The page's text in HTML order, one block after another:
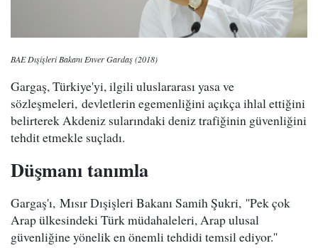
BAE Dışişleri Bakanı Enver Gardaş (2018)
Gargaş, Türkiye'yi, ilgili uluslararası yasa ve
sözleşmeleri, devletlerin egemenliğini açıkça ihlal ettiğini
belirterek Akdeniz sularındaki deniz trafiğinin güvenliğini
tehdit etmekle suçladı.
Düşmanı tanımla
Gargaş'ı, Mısır Dışişleri Bakanı Samih Şukri, ''Pek çok
Arap ülkesindeki Türk müdahaleleri, Arap ulusal
güvenliğine yönelik en önemli tehdidi temsil ediyor.''